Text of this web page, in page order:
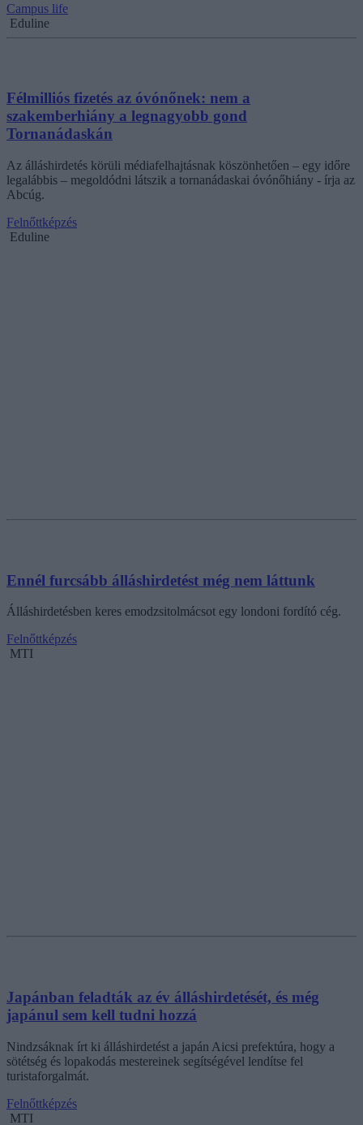
Campus life
Eduline
Félmilliós fizetés az óvónőnek: nem a
szakemberhiány a legnagyobb gond
Tornanádaskán
Az álláshirdetés körüli médiafelhajtásnak köszönhetően – egy időre
legalábbis – megoldódni látszik a tornanádaskai óvónőhiány - írja az
Abcúg.
Felnőttképzés
Eduline
Ennél furcsább álláshirdetést még nem láttunk
Álláshirdetésben keres emodzsitolmácsot egy londoni fordító cég.
Felnőttképzés
MTI
Japánban feladták az év álláshirdetését, és még
japánul sem kell tudni hozzá
Nindzsáknak írt ki álláshirdetést a japán Aicsi prefektúra, hogy a
sötétség és lopakodás mestereinek segítségével lendítse fel
turistaforgalmát.
Felnőttképzés
MTI